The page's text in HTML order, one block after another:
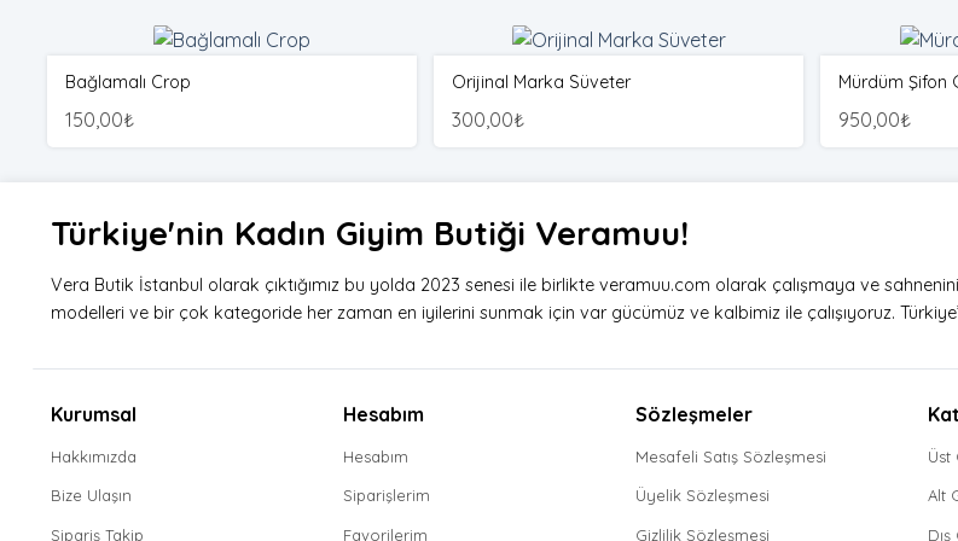
Bağlamalı Crop
150,00₺
Orijinal Marka Süveter
300,00₺
Mürdüm Şifon
950,00₺
Türkiye'nin Kadın Giyim Butiği Veramuu!
Vera Butik İstanbul olarak çıktığımız bu yolda 2023 senesi ile birlikte veramuu.com olarak çalışmaya ve
modelleri ve bir çok kategoride her zaman en iyilerini sunmak için var gücümüz ve kalbimiz ile çalışıyoruz.
Kurumsal
Hakkımızda
Bize Ulaşın
Sipariş Takip
Hesabım
Hesabım
Siparişlerim
Favorilerim
Sözleşmeler
Mesafeli Satış Sözleşmesi
Üyelik Sözleşmesi
Gizlilik Sözleşmesi
Üst
Alt